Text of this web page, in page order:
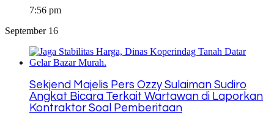
7:56 pm
September 16
Sekjend Majelis Pers Ozzy Sulaiman Sudiro
Angkat Bicara Terkait Wartawan di Laporkan
Kontraktor Soal Pemberitaan